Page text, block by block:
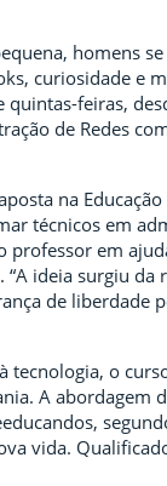
homens
curiosidade e
quintas-feiras,
de Redes
na
técnicos em
professor em
ideia surgiu da
de liberdade
tecnologia, o
A abordagem
vida.